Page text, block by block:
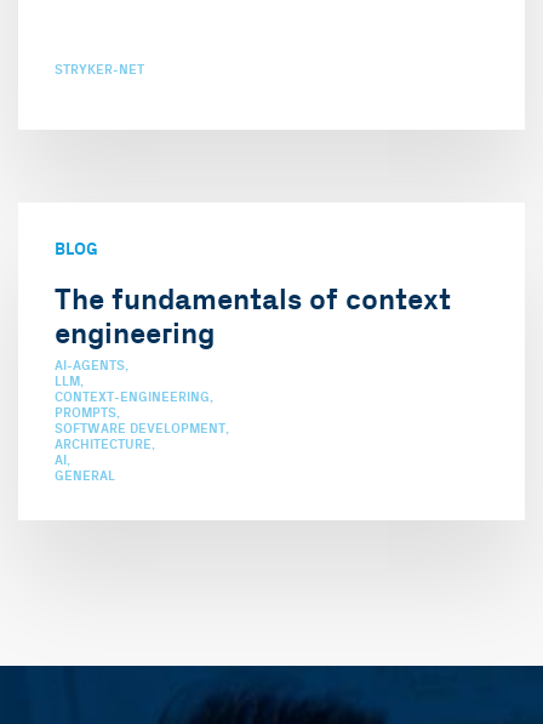
STRYKER-NET
BLOG
The fundamentals of context
engineering
AI-AGENTS
LLM
CONTEXT-ENGINEERING
PROMPTS
SOFTWARE DEVELOPMENT
ARCHITECTURE
AI
GENERAL